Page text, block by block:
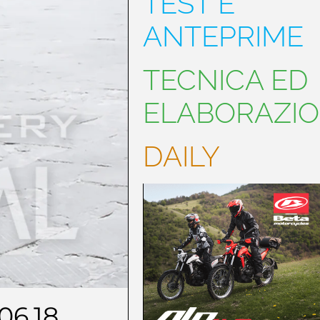
ANTEPRIME
TECNICA ED
DAILY